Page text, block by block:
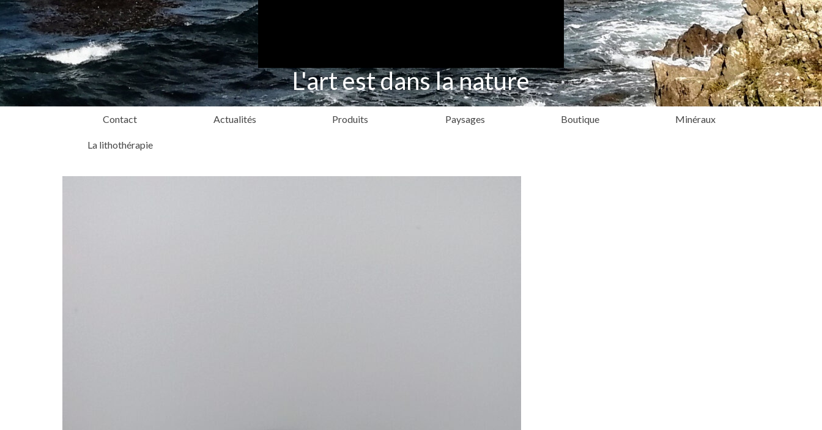
L'art est dans la nature
Contact Actualités Produits Paysages Boutique Minéraux
La lithothérapie